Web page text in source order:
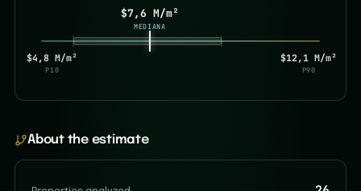
$4,8 M/m²
P10
$7,6 M/m²
MEDIANA
$12,1 M/m²
P90
About the estimate